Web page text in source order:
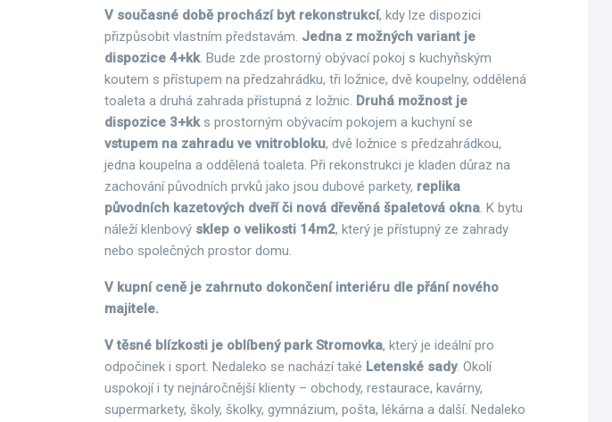
V současné době prochází byt rekonstrukcí, kdy lze dispozici
přizpůsobit vlastním představám. Jedna z možných variant je
dispozice 4+kk. Bude zde prostorný obývací pokoj s kuchyňským
koutem s přístupem na předzahrádku, tři ložnice, dvě koupelny, oddělená
toaleta a druhá zahrada přístupná z ložnic. Druhá možnost je
dispozice 3+kk s prostorným obývacím pokojem a kuchyní se
vstupem na zahradu ve vnitrobloku, dvě ložnice s předzahrádkou,
jedna koupelna a oddělená toaleta. Při rekonstrukci je kladen důraz na
zachování původních prvků jako jsou dubové parkety, replika
původních kazetových dveří či nová dřevěná špaletová okna. K bytu
náleží klenbový sklep o velikosti 14m2, který je přístupný ze zahrady
nebo společných prostor domu.
V kupní ceně je zahrnuto dokončení interiéru dle přání nového
majitele.
V těsné blízkosti je oblíbený park Stromovka, který je ideální pro
odpočinek i sport. Nedaleko se nachází také Letenské sady. Okolí
uspokojí i ty nejnáročnější klienty – obchody, restaurace, kavárny,
supermarkety, školy, školky, gymnázium, pošta, lékárna a další. Nedaleko